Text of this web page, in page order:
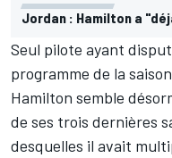
Jordan : Hamilton a
Seul pilote ayant
programme de la
Hamilton semble
de ses trois dernières
desquelles il avait